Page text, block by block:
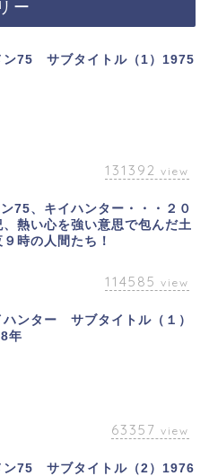
ー
ン75 サブタイトル（1）1975
131392 view
75、キイハンター・・・２０
、熱い心を強い意思で包んだ土
９時の人間たち！
114585 view
ハンター サブタイトル（１）
年
63357 view
ン75 サブタイトル（2）1976